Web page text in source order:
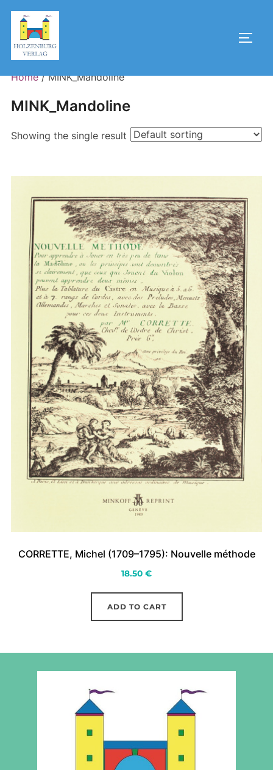
Skip
content
Home/ MINK_Mandoline
MINK_Mandoline
Showing the single result
CORRETTE, Michel (1709–1795): Nouvelle méthode
18.50 €
ADD TO CART